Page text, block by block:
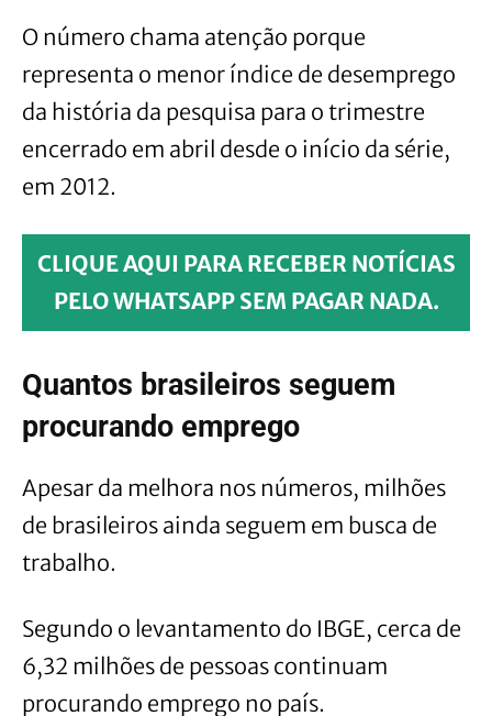
O número chama atenção porque
representa o menor índice de desemprego
da história da pesquisa para o trimestre
encerrado em abril desde o início da série,
em 2012.
CLIQUE AQUI PARA RECEBER NOTÍCIAS
PELO WHATSAPP SEM PAGAR NADA.
Quantos brasileiros seguem
procurando emprego
Apesar da melhora nos números, milhões
de brasileiros ainda seguem em busca de
trabalho.
Segundo o levantamento do IBGE, cerca de
6,32 milhões de pessoas continuam
procurando emprego no país.